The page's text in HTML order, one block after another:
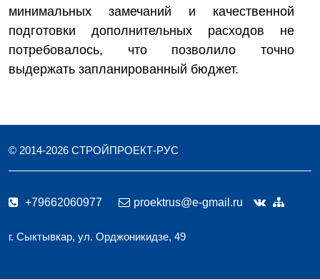
минимальных замечаний и качественной
подготовки дополнительных расходов не
потребовалось, что позволило точно
выдержать запланированный бюджет.
© 2014-2026 СТРОЙПРОЕКТ-РУС
+79662060977 proektrus@e-gmail.ru
г. Сыктывкар, ул. Орджоникидзе, 49